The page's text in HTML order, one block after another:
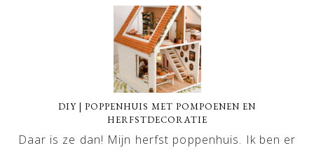
DIY | POPPENHUIS MET POMPOENEN EN
HERFSTDECORATIE
Daar is ze dan! Mijn herfst poppenhuis. Ik ben er